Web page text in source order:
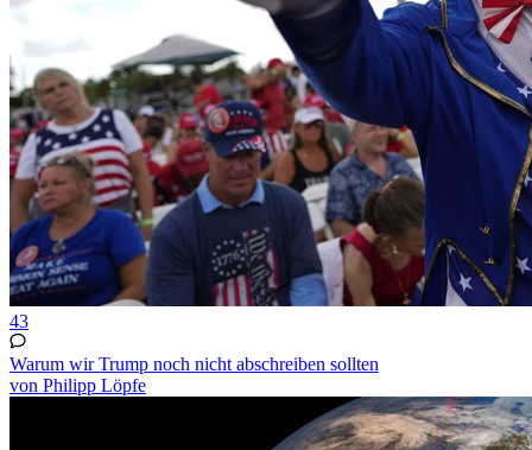
43
Warum wir Trump noch nicht abschreiben sollten
von Philipp Löpfe